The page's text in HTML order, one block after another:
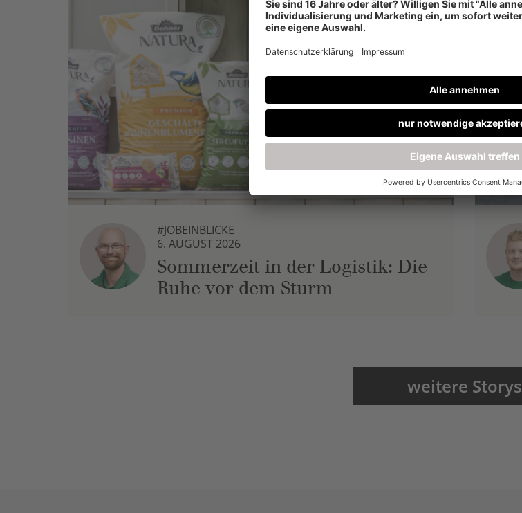
#JOBEINBLICKE
6. AUGUST 2026
Sommerzeit in der Logistik: Die
Ruhe vor dem Sturm
weitere Storys